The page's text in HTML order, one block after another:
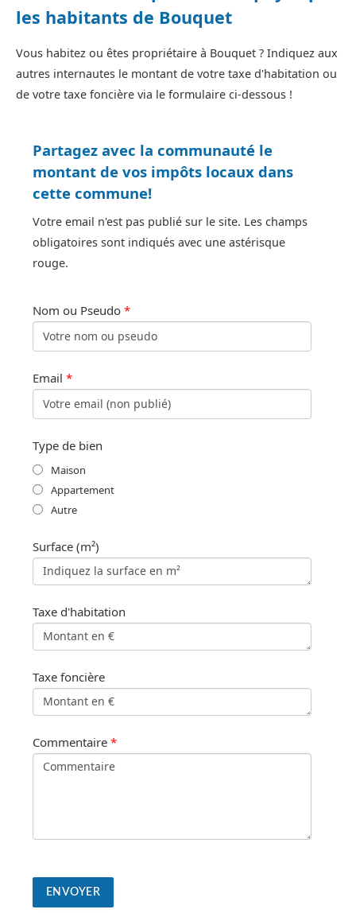
les habitants de Bouquet
Vous habitez ou êtes propriétaire à Bouquet ? Indiquez aux
autres internautes le montant de votre taxe d'habitation ou
de votre taxe foncière via le formulaire ci-dessous !
Partagez avec la communauté le
montant de vos impôts locaux dans
cette commune!
Votre email n'est pas publié sur le site. Les champs
obligatoires sont indiqués avec une astérisque
rouge.
Nom ou Pseudo *
Email *
Type de bien
Maison
Appartement
Autre
Surface (m²)
Taxe d'habitation
Taxe foncière
Commentaire *